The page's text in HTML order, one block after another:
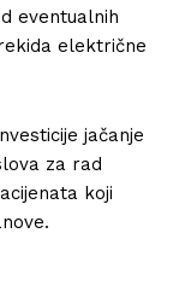
eventualnih
električne
jačanje
za rad
koji